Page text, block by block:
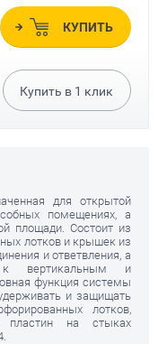
КУПИТЬ
Купить в 1 клик
для открытой
помещениях, а
площади. Состоит из
лотков и крышек из
и ответвления, а
к вертикальным и
функция системы
и защищать
лотков,
на стыках